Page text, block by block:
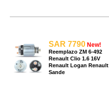
SAR 7790 New!
Reemplazo ZM 6-492
Renault Clio 1.6 16V
Renault Logan Renault
Sande